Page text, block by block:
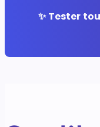
✨ Tester